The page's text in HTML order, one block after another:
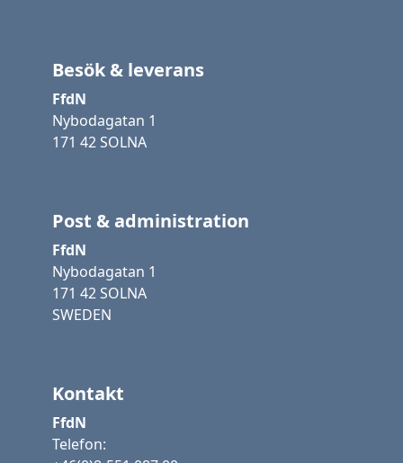
Besök & leverans
FfdN
Nybodagatan 1
171 42 SOLNA
Post & administration
FfdN
Nybodagatan 1
171 42 SOLNA
SWEDEN
Kontakt
FfdN
Telefon: